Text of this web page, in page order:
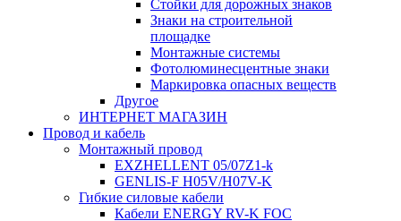
Стойки для дорожных знаков
Знаки на строительной
площадке
Монтажные системы
Фотолюминесцентные знаки
Маркировка опасных веществ
Другое
ИНТЕРНЕТ МАГАЗИН
Провод и кабель
Монтажный провод
EXZHELLENT 05/07Z1-k
GENLIS-F Н05V/H07V-K
Гибкие силовые кабели
Кабели ENERGY RV-K FOC